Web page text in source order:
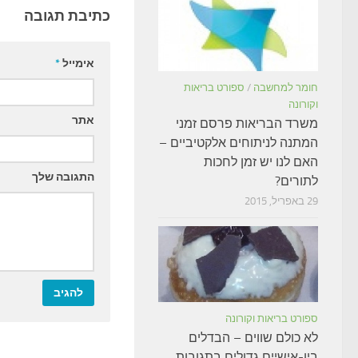
כתיבת תגובה
אימייל*
אתר
התגובה שלך
חומר למחשבה / ספורט בריאות
וקורונה
משרד הבריאות פרסם זמני
המתנה לניתוחים אלקטיביים –
האם לנו יש זמן לחכות
לתורים?
29 באפריל, 2015
ספורט בריאות וקורונה
לא כולם שווים – הבדלים